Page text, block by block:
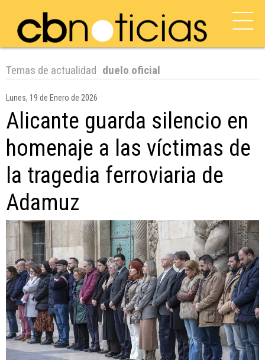
Temas de actualidad duelo oficial
Lunes, 19 de Enero de 2026
Alicante guarda silencio en
homenaje a las víctimas de
la tragedia ferroviaria de
Adamuz